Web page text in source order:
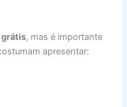
grátis, mas é importante
apresentar: